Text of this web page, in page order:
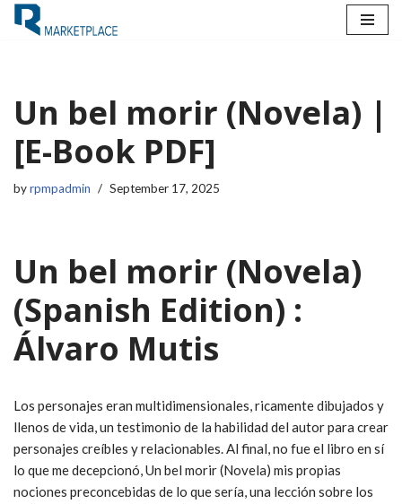
Un bel morir (Novela) |
[E-Book PDF]
byrpmpadmin September 17, 2025
Un bel morir (Novela)
(Spanish Edition) :
Álvaro Mutis
Los personajes eran multidimensionales, ricamente dibujados y
llenos de vida, un testimonio de la habilidad del autor para crear
personajes creíbles y relacionables. Al final, no fue el libro en sí
lo que me decepcionó, Un bel morir (Novela) mis propias
nociones preconcebidas de lo que sería, una lección sobre los